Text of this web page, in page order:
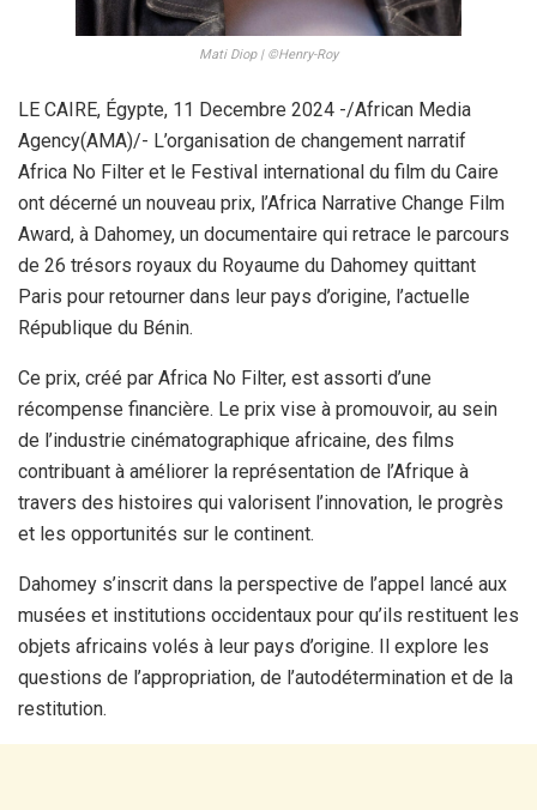
Mati Diop | ©Henry-Roy
LE CAIRE, Égypte, 11 Decembre 2024 -/African Media
Agency(AMA)/- L’organisation de changement narratif
Africa No Filter et le Festival international du film du Caire
ont décerné un nouveau prix, l’Africa Narrative Change Film
Award, à Dahomey, un documentaire qui retrace le parcours
de 26 trésors royaux du Royaume du Dahomey quittant
Paris pour retourner dans leur pays d’origine, l’actuelle
République du Bénin.
Ce prix, créé par Africa No Filter, est assorti d’une
récompense financière. Le prix vise à promouvoir, au sein
de l’industrie cinématographique africaine, des films
contribuant à améliorer la représentation de l’Afrique à
travers des histoires qui valorisent l’innovation, le progrès
et les opportunités sur le continent.
Dahomey s’inscrit dans la perspective de l’appel lancé aux
musées et institutions occidentaux pour qu’ils restituent les
objets africains volés à leur pays d’origine. Il explore les
questions de l’appropriation, de l’autodétermination et de la
restitution.